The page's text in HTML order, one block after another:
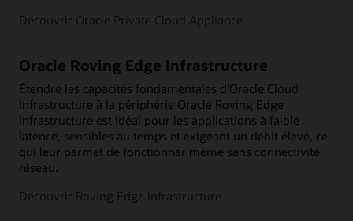
Découvrir Oracle Private Cloud Appliance
Oracle Roving Edge Infrastructure
Étendre les capacités fondamentales d'Oracle Cloud
Infrastructure à la périphérie Oracle Roving Edge
Infrastructure est idéal pour les applications à faible
latence, sensibles au temps et exigeant un débit élevé, ce
qui leur permet de fonctionner même sans connectivité
réseau.
Découvrir Roving Edge Infrastructure